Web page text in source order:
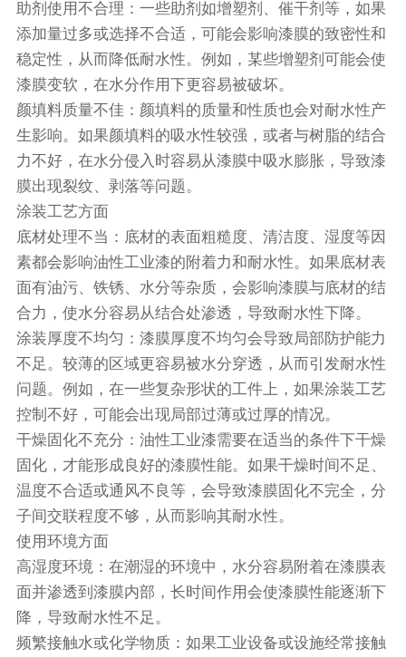
助剂使用不合理：一些助剂如增塑剂、催干剂等，如果
添加量过多或选择不合适，可能会影响漆膜的致密性和
稳定性，从而降低耐水性。例如，某些增塑剂可能会使
漆膜变软，在水分作用下更容易被破坏。
颜填料质量不佳：颜填料的质量和性质也会对耐水性产
生影响。如果颜填料的吸水性较强，或者与树脂的结合
力不好，在水分侵入时容易从漆膜中吸水膨胀，导致漆
膜出现裂纹、剥落等问题。
涂装工艺方面
底材处理不当：底材的表面粗糙度、清洁度、湿度等因
素都会影响油性工业漆的附着力和耐水性。如果底材表
面有油污、铁锈、水分等杂质，会影响漆膜与底材的结
合力，使水分容易从结合处渗透，导致耐水性下降。
涂装厚度不均匀：漆膜厚度不均匀会导致局部防护能力
不足。较薄的区域更容易被水分穿透，从而引发耐水性
问题。例如，在一些复杂形状的工件上，如果涂装工艺
控制不好，可能会出现局部过薄或过厚的情况。
干燥固化不充分：油性工业漆需要在适当的条件下干燥
固化，才能形成良好的漆膜性能。如果干燥时间不足、
温度不合适或通风不良等，会导致漆膜固化不完全，分
子间交联程度不够，从而影响其耐水性。
使用环境方面
高湿度环境：在潮湿的环境中，水分容易附着在漆膜表
面并渗透到漆膜内部，长时间作用会使漆膜性能逐渐下
降，导致耐水性不足。
频繁接触水或化学物质：如果工业设备或设施经常接触